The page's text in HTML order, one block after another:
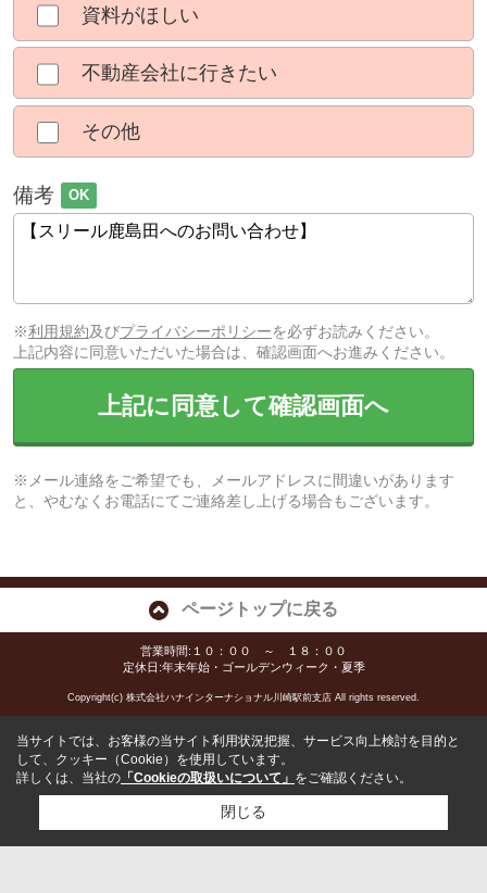
資料がほしい
不動産会社に行きたい
その他
備考 OK
※利用規約及びプライバシーポリシーを必ずお読みください。
上記内容に同意いただいた場合は、確認画面へお進みください。
上記に同意して確認画面へ
※メール連絡をご希望でも、メールアドレスに間違いがあります
と、やむなくお電話にてご連絡差し上げる場合もございます。
ページトップに戻る
営業時間:１０：００ ～ １８：００
定休日:年末年始・ゴールデンウィーク・夏季
Copyright(c) 株式会社ハナインターナショナル川崎駅前支店 All rights reserved.
当サイトでは、お客様の当サイト利用状況把握、サービス向上検討を目的と
して、クッキー（Cookie）を使用しています。
詳しくは、当社の 「Cookieの取扱いについて」 をご確認ください。
閉じる